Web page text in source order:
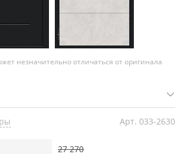
незначительно отличаться от оригинала
Арт. 033-2630
27 270